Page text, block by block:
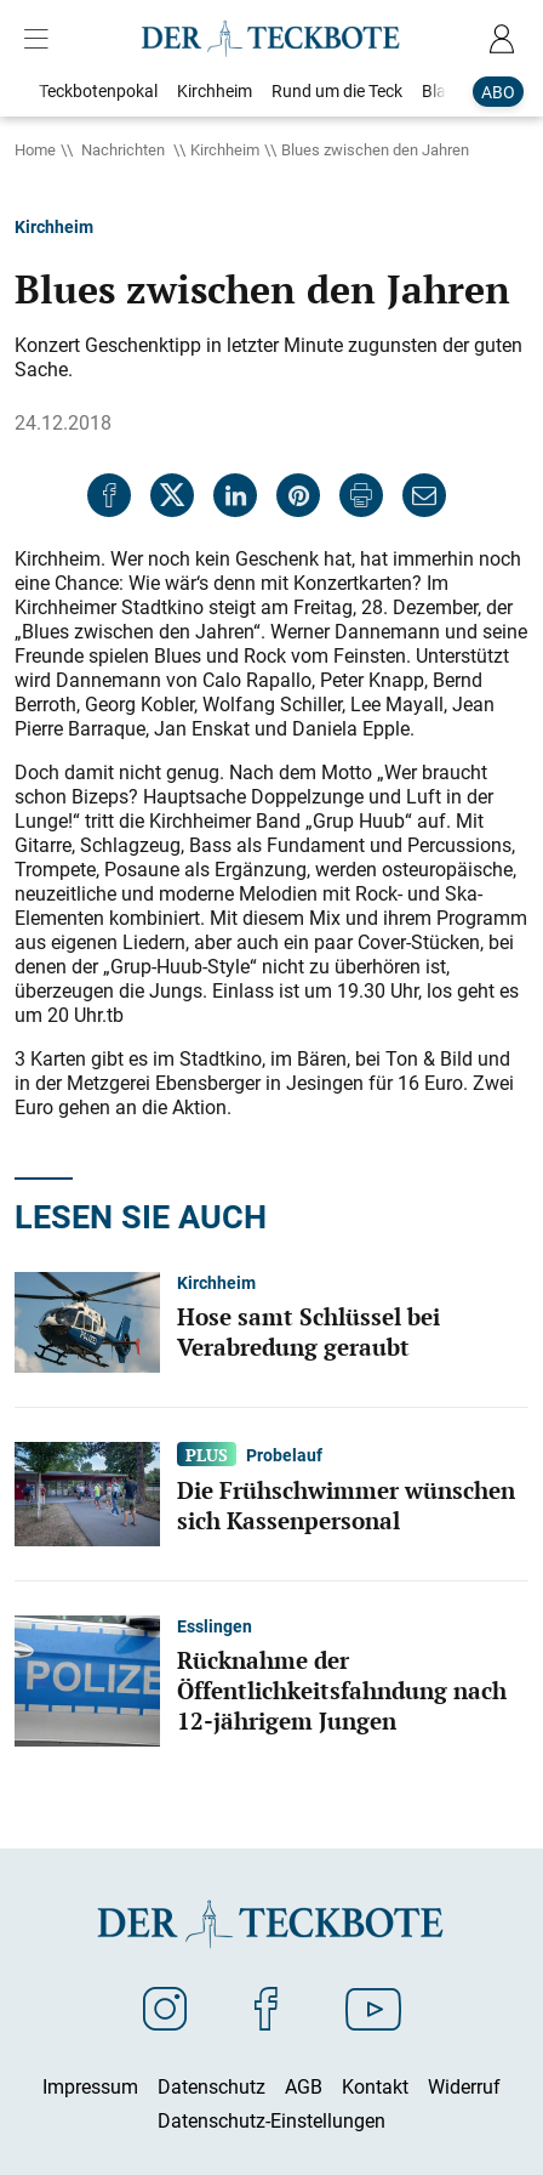
ABO
Teckbotenpokal Kirchheim Rund um die Teck Blaulicht
Home Nachrichten Kirchheim Blues zwischen den Jahren
Kirchheim
Blues zwischen den Jahren
Konzert Geschenktipp in letzter Minute zugunsten der guten
Sache.
24.12.2018
Kirchheim. Wer noch kein Geschenk hat, hat immerhin noch
eine Chance: Wie wär‘s denn mit Konzertkarten? Im
Kirchheimer Stadtkino steigt am Freitag, 28. Dezember, der
„Blues zwischen den Jahren“. Werner Dannemann und seine
Freunde spielen Blues und Rock vom Feinsten. Unterstützt
wird Dannemann von Calo Rapallo, Peter Knapp, Bernd
Berroth, Georg Kobler, Wolfang Schiller, Lee Mayall, Jean
Pierre Barraque, Jan Enskat und Daniela Epple.
Doch damit nicht genug. Nach dem Motto „Wer braucht
schon Bizeps? Hauptsache Doppelzunge und Luft in der
Lunge!“ tritt die Kirchheimer Band „Grup Huub“ auf. Mit
Gitarre, Schlagzeug, Bass als Fundament und Percussions,
Trompete, Posaune als Ergänzung, werden osteuropäische,
neuzeitliche und moderne Melodien mit Rock- und Ska-
Elementen kombiniert. Mit diesem Mix und ihrem Programm
aus eigenen Liedern, aber auch ein paar Cover-Stücken, bei
denen der „Grup-Huub-Style“ nicht zu überhören ist,
überzeugen die Jungs. Einlass ist um 19.30 Uhr, los geht es
um 20 Uhr.tb
3 Karten gibt es im Stadtkino, im Bären, bei Ton & Bild und
in der Metzgerei Ebensberger in Jesingen für 16 Euro. Zwei
Euro gehen an die Aktion.
LESEN SIE AUCH
Kirchheim
Hose samt Schlüssel bei
Verabredung geraubt
Probelauf
Die Frühschwimmer wünschen
sich Kassenpersonal
Esslingen
Rücknahme der
Öffentlichkeitsfahndung nach
12-jährigem Jungen
Impressum Datenschutz AGB Kontakt
Widerruf
Datenschutz-Einstellungen